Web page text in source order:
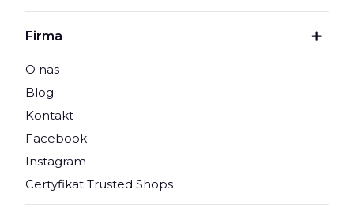
Firma
O nas
Blog
Kontakt
Facebook
Instagram
Certyfikat Trusted Shops